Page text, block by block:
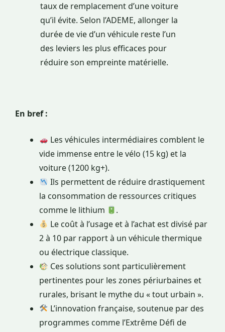
taux de remplacement d’une voiture
qu’il évite. Selon l’ADEME, allonger la
durée de vie d’un véhicule reste l’un
des leviers les plus efficaces pour
réduire son empreinte matérielle.
En bref :
Les véhicules intermédiaires comblent le
vide immense entre le vélo (15 kg) et la
voiture (1200 kg+).
Ils permettent de réduire drastiquement
la consommation de ressources critiques
comme le lithium
.
Le coût à l’usage et à l’achat est divisé par
2 à 10 par rapport à un véhicule thermique
ou électrique classique.
Ces solutions sont particulièrement
pertinentes pour les zones périurbaines et
rurales, brisant le mythe du « tout urbain ».
L’innovation française, soutenue par des
programmes comme l’Extrême Défi de